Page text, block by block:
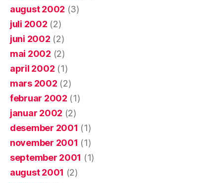
august 2002 (3)
juli 2002 (2)
juni 2002 (2)
mai 2002 (2)
april 2002 (1)
mars 2002 (2)
februar 2002 (1)
januar 2002 (2)
desember 2001 (1)
november 2001 (1)
september 2001 (1)
august 2001 (2)